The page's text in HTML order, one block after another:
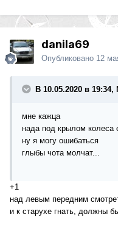
danila69
Опубликовано 12
В 10.05.2020 в 19:34,
мне кажца
нада под крылом колеса
ну я могу ошибаться
глыбы чота молчат...
+1
над левым передним
и к старухе гнать, должны